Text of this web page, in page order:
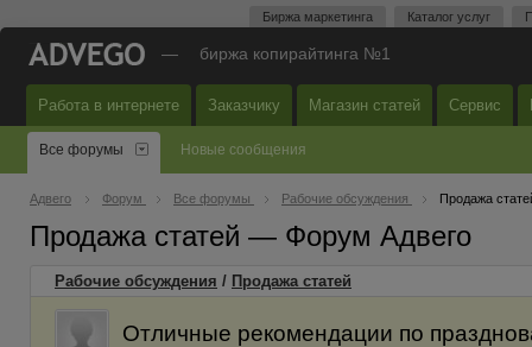
Биржа маркетинга Каталог услуг
— биржа копирайтинга №1
Работа в интернете Заказчику Магазин статей Сервис
Все форумы Новые сообщения
Адвего Форум Все форумы Рабочие обсуждения Продажа
Продажа статей — Форум Адвего
Рабочие обсуждения / Продажа статей
Отличные рекомендации по